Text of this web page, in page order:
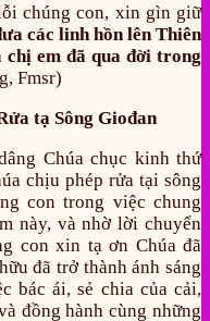
chúng con, xin gìn giữ
các linh hồn lên Thiên
em đã qua đời trong
Fmsr)
tạ Sông Giođan
Chúa chục kinh thứ
chịu phép rửa tại sông
con trong việc chung
này, và nhờ lời chuyển
con xin tạ ơn Chúa đã
đã trở thành ánh sáng
bác ái, sẻ chia của cải,
đồng hành cùng những